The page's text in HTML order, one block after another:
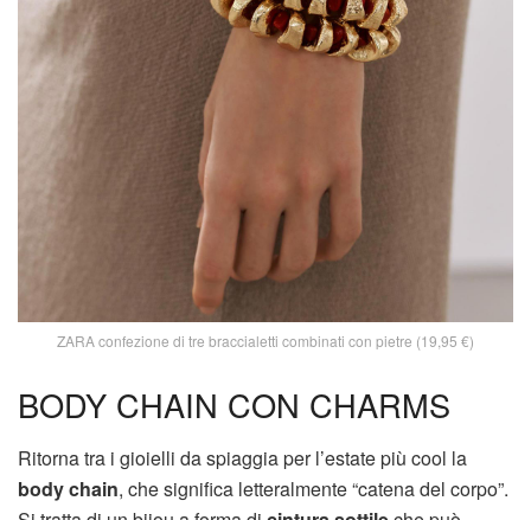
ZARA confezione di tre braccialetti combinati con pietre (19,95 €)
BODY CHAIN CON CHARMS
Ritorna tra i gioielli da spiaggia per l’estate più cool la
body chain, che significa letteralmente “catena del corpo”.